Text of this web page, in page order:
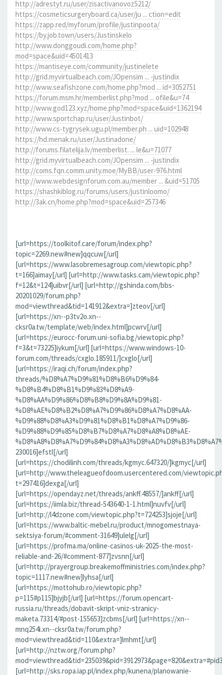
http://adrestyt.ru/user/zisactivanovoz5212/
https://cosmeticsurgeryboard.ca/user/ju ... ction=edit
https://zapp.red/myforum/profile/justinpoota/
https://by.job.town/users/Justinskelo
http://www.donggoudi.com/home.php?
mod=space&uid=4501413
https://mantiseye.com/community/justinelete
http://grid.myvirtualbeach.com/JOpensim ... -justindix
http://www.seafishzone.com/home.php?mod ... id=3052751
https://forum.msm.hr/memberlist.php?mod ... ofile&u=74
http://www.god123.xyz/home.php?mod=space&uid=1362194
http://www.sportchap.ru/user/Justinbot/
http://www.cs-tygrysek.ugu.pl/member.ph ... uid=102948
https://hd.menak.ru/user/Justinadone/
http://forums.filatelija.lv/memberlist. ... le&u=71077
http://grid.myvirtualbeach.com/JOpensim ... -justindix
http://coms.fqn.comm.unity.moe/MyBB/user-976.html
http://www.webdesignforum.com.au/member ... &uid=51705
https://shashkiblog.ru/forums/users/justinloomo/
http://3ak.cn/home.php?mod=space&uid=257346
[url=https://toolkitof.care/forum/index.php?
topic=2269.new#new]qqcuw[/url]
[url=https://www.lasobremesagroup.com/viewtopic.php?
t=166]aimay[/url] [url=http://www.tasks.cam/viewtopic.php?
f=12&t=124]uibvr[/url] [url=http://gshinda.com/bbs-
20201029/forum.php?
mod=viewthread&tid=141912&extra=]zteov[/url]
[url=https://xn--p3tv2o.xn--
cksr0a.tw/template/web/index.html]pcwrv[/url]
[url=https://eurocc-forum.uni-sofia.bg/viewtopic.php?
f=3&t=73225]iykum[/url] [url=https://www.windows-10-
forum.com/threads/cxglo.185911/]cxglo[/url]
[url=https://iraqi.ch/forum/index.php?
threads/%D8%A7%D9%81%D8%B6%D9%84-
%D8%B4%D8%B1%D9%83%D8%A9-
%D8%AA%D9%86%D8%B8%D9%8A%D9%81-
%D8%AE%D8%B2%D8%A7%D9%86%D8%A7%D8%AA-
%D9%88%D8%A3%D9%81%D8%B1%D8%A7%D9%86-
%D9%88%D9%85%D8%B7%D8%A7%D8%A8%D8%AE-
230016]efstl[/url]
[url=https://chodilinh.com/threads/kgmyc.647320/]kgmyc[/url]
[url=http://www.theleagueofdoom.usercentered.com/
t=297416]dexga[/url]
[url=https://opendayz.net/threads/ankff.48557/]ankff[/url]
[url=https://iimla.biz/thread-543640-1-1.html]nuvfv[/url]
[url=http://l4dzone.com/viewtopic.php?t=724253]sjoje[/url]
[url=https://www.baltic-mebel.ru/product/mnogomestnaya-
sektsiya-forum/#comment-31649]ulelg[/url]
[url=https://profma.ma/online-casinos-uk-2025-the-most-
reliable-and-26/#comment-877]zvsnn[/url]
[url=http://prayergroup.breakemoffministries.com/index.php?
topic=1117.new#new]lyhsa[/url]
[url=https://mottohub.ro/viewtopic.php?
p=115#p115]bjyjb[/url] [url=https://forum.opencart-
russia.ru/threads/dobavit-skript-vniz-stranicy-
maketa.73314/#post-155653]zcbms[/url] [url=https://xn--
mnq254i.xn--cksr0a.tw/forum.php?
mod=viewthread&tid=110&extra=]lmhmt[/url]
[url=http://nztw.org/forum.php?
[url=http://sks.ropa.iap.pl/index.php/kunena/planowanie-